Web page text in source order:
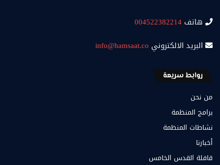
هاتف 004522382214
البريد الالكتروني info@hamsaat.co
روابط سريعة
من نحن
برامج المنظمة
نشاطات المنظمة
أخبارنا
قافلة القدس الخامس